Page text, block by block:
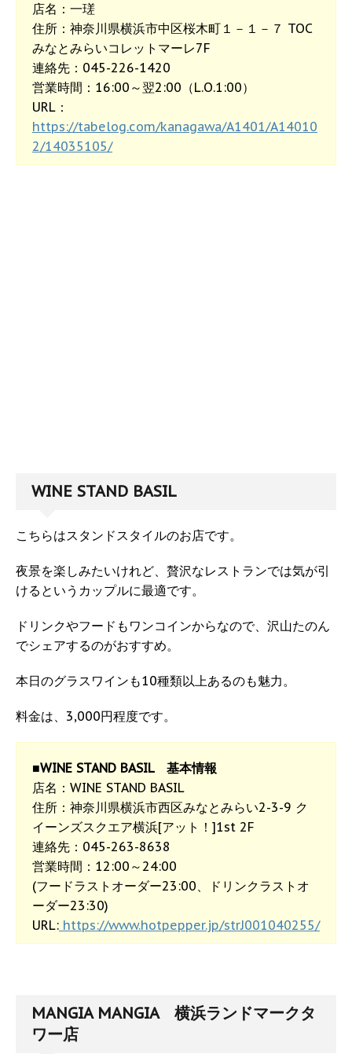
店名：一瑳
住所：神奈川県横浜市中区桜木町１－１－７ TOC
みなとみらいコレットマーレ7F
連絡先：045-226-1420
営業時間：16:00～翌2:00（L.O.1:00）
URL：
https://tabelog.com/kanagawa/A1401/A14010
2/14035105/
WINE STAND BASIL
こちらはスタンドスタイルのお店です。
夜景を楽しみたいけれど、贅沢なレストランでは気が引
けるというカップルに最適です。
ドリンクやフードもワンコインからなので、沢山たのん
でシェアするのがおすすめ。
本日のグラスワインも10種類以上あるのも魅力。
料金は、3,000円程度です。
■WINE STAND BASIL 基本情報
店名：WINE STAND BASIL
住所：神奈川県横浜市西区みなとみらい2-3-9 ク
イーンズスクエア横浜[アット！]1st 2F
連絡先：045-263-8638
営業時間：12:00～24:00
(フードラストオーダー23:00、ドリンクラストオ
ーダー23:30)
URL: https://www.hotpepper.jp/strJ001040255/
MANGIA MANGIA 横浜ランドマークタ
ワー店